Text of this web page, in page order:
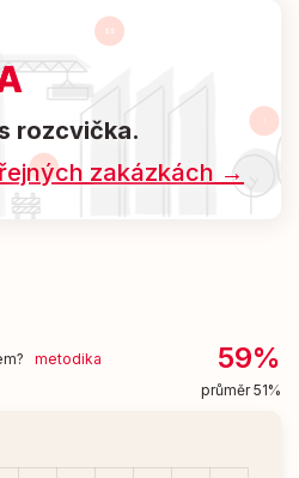
rozcvička.
zakázkách →
metodika
59%
průměr 51%